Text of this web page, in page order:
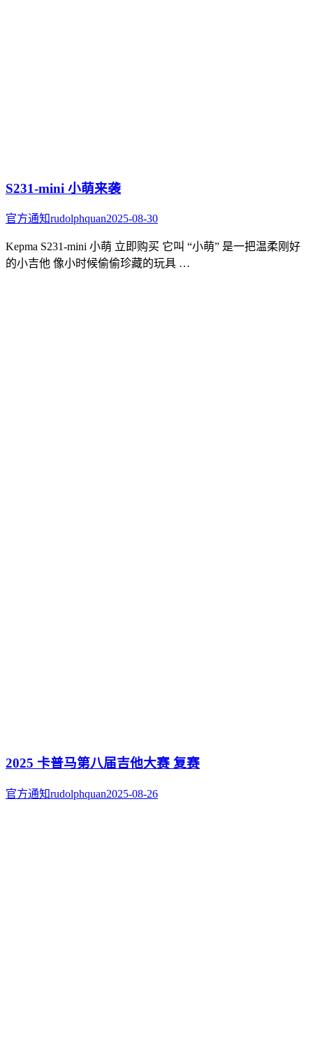
S231-mini 小萌来袭
官方通知rudolphquan2025-08-30
Kepma S231-mini 小萌 立即购买 它叫 “小萌” 是一把温柔刚好
的小吉他 像小时候偷偷珍藏的玩具 …
2025 卡普马第八届吉他大赛 复赛
官方通知rudolphquan2025-08-26